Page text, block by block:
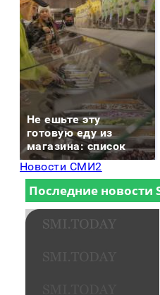
Не ешьте эту
готовую еду из
магазина: список
Новости СМИ2